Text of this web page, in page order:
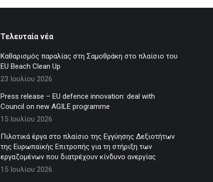
Τελευταία νέα
Καθαρισμός παραλίας στη Σαμοθράκη στο πλαίσιο του
EU Beach Clean Up
23 Ιουλίου 2026
Press release – EU defence innovation: deal with
Council on new AGILE programme
15 Ιουλίου 2026
Πιλοτικά έργα στο πλαίσιο της Εγγύησης Δεξιοτήτων
της Ευρωπαϊκής Επιτροπής για τη στήριξη των
εργαζομένων που διατρέχουν κίνδυνο ανεργίας
15 Ιουλίου 2026